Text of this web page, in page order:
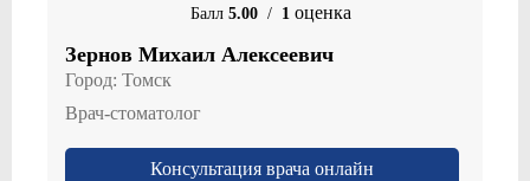
Балл 5.00 / 1 оценка
Зернов Михаил Алексеевич
Город: Томск
Врач-стоматолог
Консультация врача онлайн